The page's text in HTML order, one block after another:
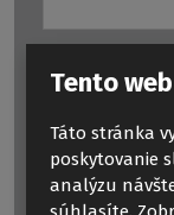
Text správy *
Tento
Táto stránka
poskytovanie
analýzu